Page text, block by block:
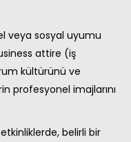
veya sosyal uyumu
attire (iş
kültürünü ve
profesyonel imajlarını
belirli bir